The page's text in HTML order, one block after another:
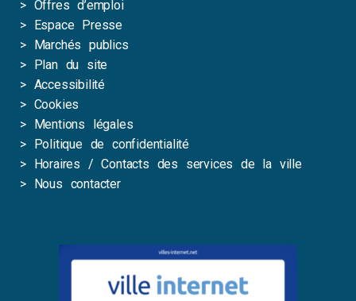
> Offres d’emploi
> Espace Presse
> Marchés publics
> Plan du site
> Accessibilité
> Cookies
> Mentions légales
> Politique de confidentialité
> Horaires / Contacts des services de la ville
> Nous contacter